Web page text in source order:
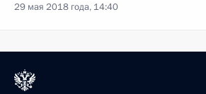
29 мая 2018 года, 14:40